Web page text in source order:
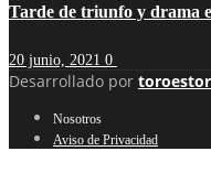
Tarde de triunfo y drama
20 junio, 2021 0
Desarrollado por
Nosotros
Aviso de Privacidad